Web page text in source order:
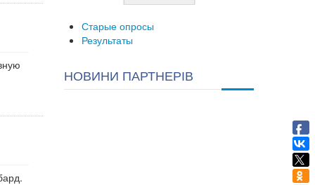
Старые опросы
Результаты
НОВИНИ ПАРТНЕРІВ